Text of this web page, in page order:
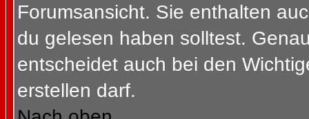
Forumsansicht. Sie enthalten
du gelesen haben solltest.
entscheidet auch bei den
erstellen darf.